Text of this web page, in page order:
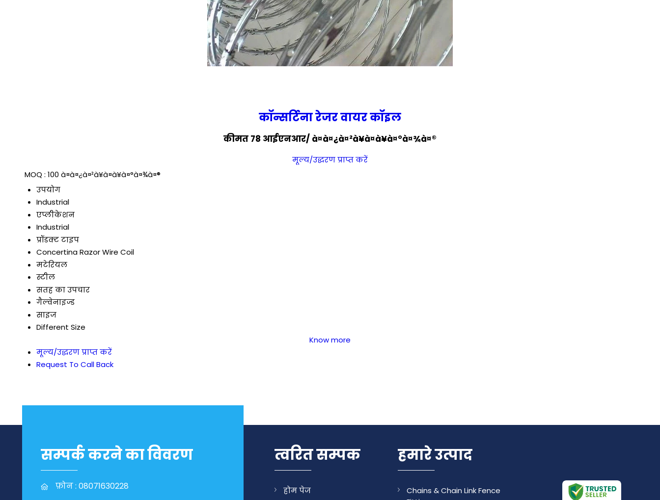
कॉन्सर्टिना रेजर वायर कॉइल
कीमत 78 आईएनआर/ à¤à¤¿à¤²à¥à¤à¥à¤°à¤¾à¤®
मूल्य/उद्धरण प्राप्त करें
MOQ : 100 à¤à¤¿à¤²à¥à¤à¥à¤°à¤¾à¤®
उपयोग
Industrial
एप्लीकेशन
Industrial
प्रॉडक्ट टाइप
Concertina Razor Wire Coil
मटेरियल
स्टील
सतह का उपचार
गैल्वेनाइज्ड
साइज
Different Size
Know more
मूल्य/उद्धरण प्राप्त करें
Request To Call Back
सम्पर्क करने का विवरण
फ़ोन : 08071630228
त्वरित सम्पक
होम पेज
हमारे उत्पाद
Chains & Chain Link Fence